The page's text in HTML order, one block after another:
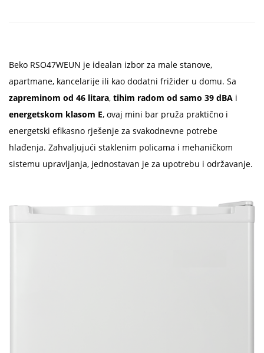
Beko RSO47WEUN je idealan izbor za male stanove,
apartmane, kancelarije ili kao dodatni frižider u domu. Sa
zapreminom od 46 litara, tihim radom od samo 39 dBA i
energetskom klasom E, ovaj mini bar pruža praktično i
energetski efikasno rješenje za svakodnevne potrebe
hlađenja. Zahvaljujući staklenim policama i mehaničkom
sistemu upravljanja, jednostavan je za upotrebu i održavanje.